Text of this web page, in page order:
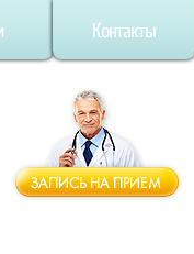
Контакты